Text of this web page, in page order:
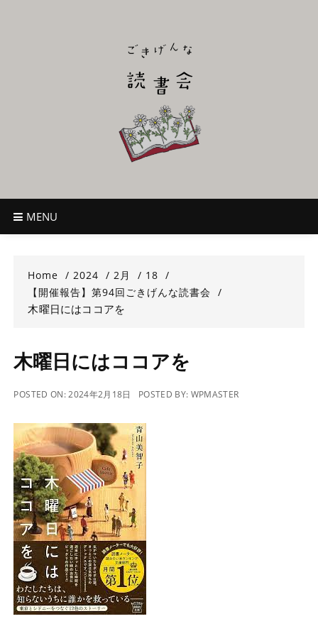
ごきげんな読
~児童書好き主催者によるオールジャンルOK！のんびり読書会~
MENU
Home 2024 2月
18
【開催報告】第94回ごきげんな読書会
木曜日にはココアを
木曜日にはココアを
POSTED ON:2024年2月18日 POSTED BY: WPMASTER